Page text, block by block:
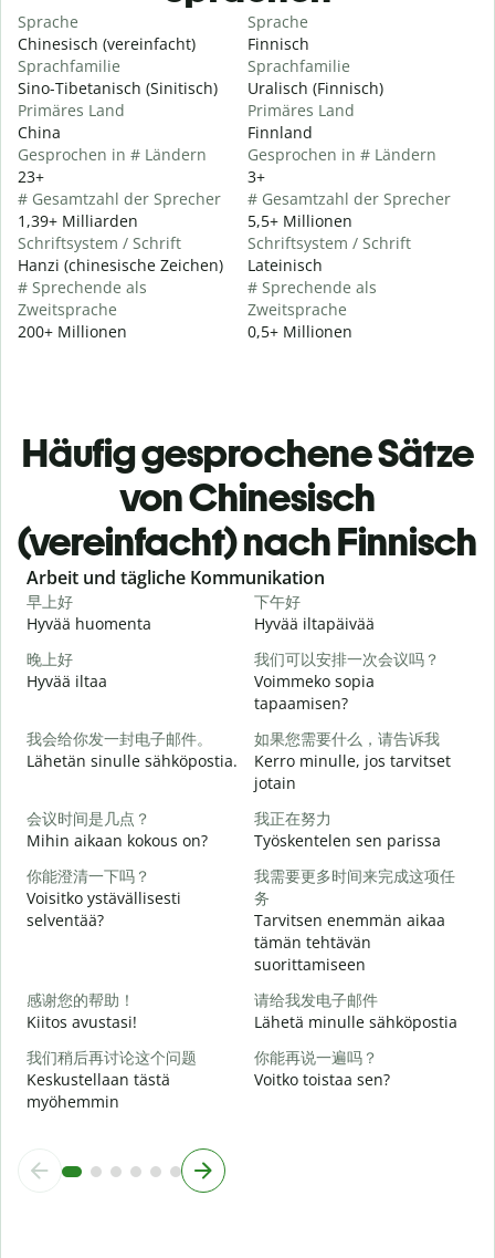
Sprache
Chinesisch (vereinfacht)
Sprachfamilie
Sino-Tibetanisch (Sinitisch)
Primäres Land
China
Gesprochen in # Ländern
23+
# Gesamtzahl der Sprecher
1,39+ Milliarden
Schriftsystem / Schrift
Hanzi (chinesische Zeichen)
# Sprechende als
Zweitsprache
200+ Millionen
Sprache
Finnisch
Sprachfamilie
Uralisch (Finnisch)
Primäres Land
Finnland
Gesprochen in # Ländern
3+
# Gesamtzahl der Sprecher
5,5+ Millionen
Schriftsystem / Schrift
Lateinisch
# Sprechende als
Zweitsprache
0,5+ Millionen
Häufig gesprochene Sätze
von Chinesisch
(vereinfacht) nach Finnisch
Slide 1 of 6
Arbeit und tägliche Kommunikation
早上好
Hyvää huomenta
下午好
Hyvää iltapäivää
晚上好
Hyvää iltaa
我们可以安排一次会议吗？
Voimmeko sopia
tapaamisen?
我会给你发一封电子邮件。
Lähetän sinulle sähköpostia.
如果您需要什么，请告诉我
Kerro minulle, jos tarvitset
jotain
会议时间是几点？
Mihin aikaan kokous on?
我正在努力
Työskentelen sen parissa
你能澄清一下吗？
Voisitko ystävällisesti
selventää?
我需要更多时间来完成这项任
务
Tarvitsen enemmän aikaa
tämän tehtävän
suorittamiseen
感谢您的帮助！
Kiitos avustasi!
请给我发电子邮件
Lähetä minulle sähköpostia
我们稍后再讨论这个问题
Keskustellaan tästä
myöhemmin
你能再说一遍吗？
Voitko toistaa sen?